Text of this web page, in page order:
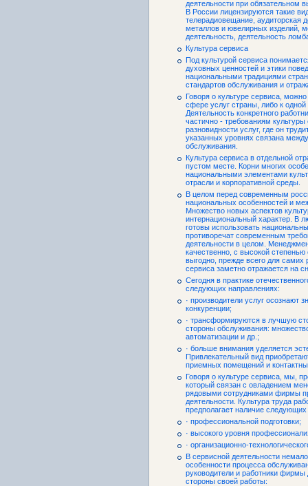
деятельности при обязательном
В России лицензируются такие
телерадиовещание, аудиторская
металлов и ювелирных изделий,
деятельность, деятельность
Культура сервиса
Под культурой сервиса
духовных ценностей и этики
национальными традициями
стандартов обслуживания и
Говоря о культуре сервиса,
сфере услуг страны, либо к
Деятельность конкретного
частично - требованиям
разновидности услуг, где он
указанных уровнях связана
обслуживания.
Культура сервиса в отдельной
пустом месте. Корни многих
национальными элементами
отрасли и корпоративной среды.
В целом перед современным
национальных особенностей и
Множество новых аспектов
интернациональный характер. В
готовы использовать
противоречат современным
деятельности в целом.
качественно, с высокой
выгодно, прежде всего для самих
сервиса заметно отражается на
Сегодня в практике
следующих направлениях:
· производители услуг осознают
конкуренции;
· трансформируются в лучшую
стороны обслуживания:
автоматизации и др.;
· больше внимания уделяется
Привлекательный вид
приемных помещений и
Говоря о культуре сервиса, мы,
который связан с овладением
рядовыми сотрудниками фирмы
деятельности. Культура труда
предполагает наличие
· профессиональной подготовки;
· высокого уровня
· организационно-
В сервисной деятельности
особенности процесса
руководители и работники
стороны своей работы: